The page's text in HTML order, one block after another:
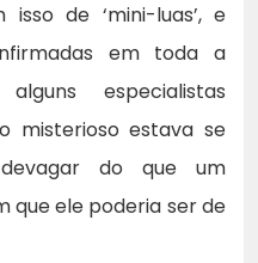
de ‘mini-luas’, e
em toda a
especialistas
misterioso estava se
do que um
que ele poderia ser de